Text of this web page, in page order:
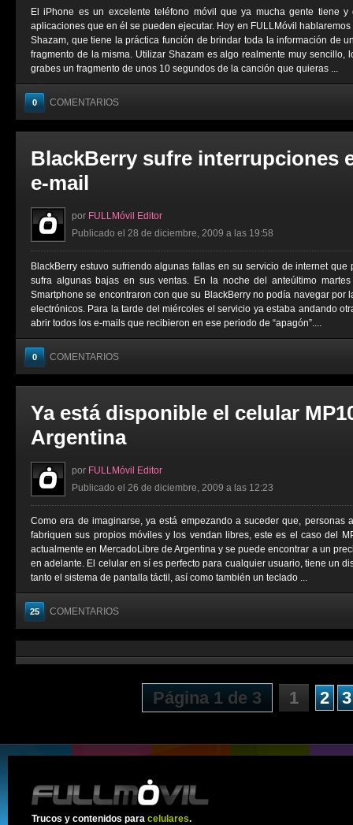
El iPhone es un excelente teléfono móvil que ya mucha gente tiene
aplicaciones que en él se pueden ejecutar. Hoy en FULLMóvil
Shazam, que tiene la práctica función de brindar toda la información de
fragmento de la misma. Utilizar Shazam es algo realmente muy sencillo,
grabes un fragmento de unos 10 segundos de la canción que quieras ...
0 COMENTARIOS
BlackBerry sufre interrupciones
e-mail
por FULLMóvil Editor
Publicado el 28 de diciembre, 2009 a las 19:58
BlackBerry estuvo sufriendo algunas fallas en su servicio de internet
sufra algunas bajas en sus ventas. En la noche del anteúltimo
Smartphone se encontraron con que su BlackBerry no podía navegar por
electrónicos. Para la tarde del miércoles el servicio ya estaba andando
abrir todos los e-mails que recibieron en ese periodo de “apagón”....
0 COMENTARIOS
Ya está disponible el celular
Argentina
por FULLMóvil Editor
Publicado el 26 de diciembre, 2009 a las 12:23
Como era de imaginarse, ya está empezando a suceder que, personas
fabriquen sus propios móviles y los vendan libres, este es el caso del
actualmente en MercadoLibre de Argentina y se puede encontrar a un
en adelante. El celular en sí es perfecto para cualquier usuario, tiene un
tanto el sistema de pantalla táctil, así como también un teclado ...
25 COMENTARIOS
Página 1 de 3 1 2 3
Trucos y contenidos para celulares.